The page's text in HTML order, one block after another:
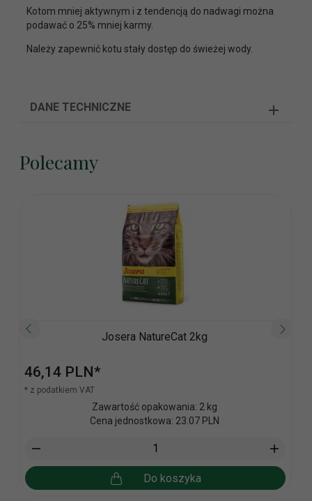
Kotom mniej aktywnym i z tendencją do nadwagi można
podawać o 25% mniej karmy.
Należy zapewnić kotu stały dostęp do świeżej wody.
DANE TECHNICZNE
Polecamy
Josera NatureCat 2kg
46,14 PLN*
* z podatkiem VAT
Zawartość opakowania: 2 kg
Cena jednostkowa: 23.07 PLN
Do koszyka